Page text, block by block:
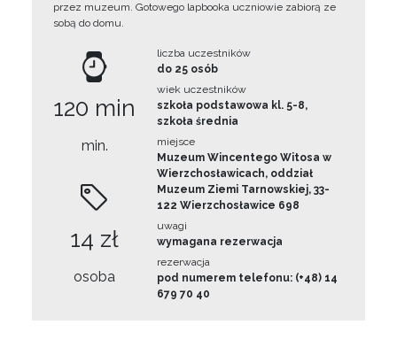
przez muzeum. Gotowego lapbooka uczniowie zabiorą ze
sobą do domu.
120 min
min.
14 zł
osoba
liczba uczestników
do 25 osób
wiek uczestników
szkoła podstawowa kl. 5-8,
szkoła średnia
miejsce
Muzeum Wincentego Witosa w
Wierzchosławicach, oddział
Muzeum Ziemi Tarnowskiej, 33-
122 Wierzchosławice 698
uwagi
wymagana rezerwacja
rezerwacja
pod numerem telefonu: (+48) 14
679 70 40